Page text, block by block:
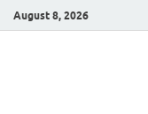
August 8, 2026